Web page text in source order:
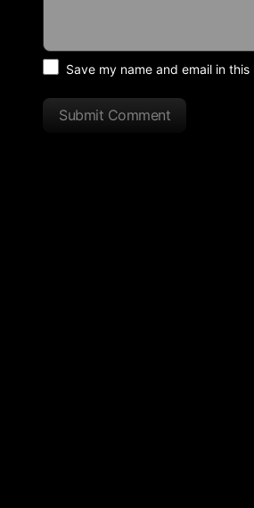
Save my name and email in
Submit Comment